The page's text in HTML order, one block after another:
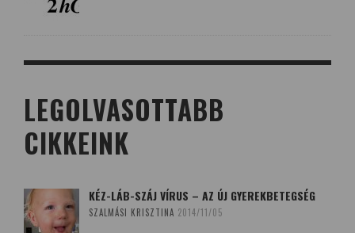
LEGOLVASOTTABB
CIKKEINK
KÉZ-LÁB-SZÁJ VÍRUS – AZ ÚJ GYEREKBETEGSÉG
SZALMÁSI KRISZTINA 2014/11/05